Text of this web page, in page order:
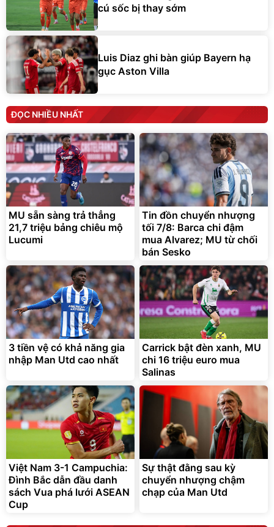
cú sốc bị thay sớm
Luis Diaz ghi bàn giúp Bayern hạ
gục Aston Villa
ĐỌC NHIỀU NHẤT
MU sẵn sàng trả thẳng
21,7 triệu bảng chiêu mộ
Lucumi
Tin đồn chuyển nhượng
tối 7/8: Barca chi đậm
mua Alvarez; MU từ chối
bán Sesko
3 tiền vệ có khả năng gia
nhập Man Utd cao nhất
Carrick bật đèn xanh, MU
chi 16 triệu euro mua
Salinas
Việt Nam 3-1 Campuchia:
Đình Bắc dẫn đầu danh
sách Vua phá lưới ASEAN
Cup
Sự thật đằng sau kỳ
chuyển nhượng chậm
chạp của Man Utd